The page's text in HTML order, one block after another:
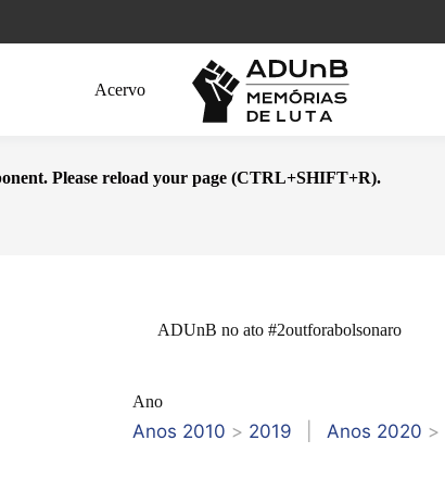
Acervo
Please reload your page (CTRL+SHIFT+R).
ADUnB no ato #2outforabolsonaro
Ano
Anos 2010 > 2019 Anos 2020 >